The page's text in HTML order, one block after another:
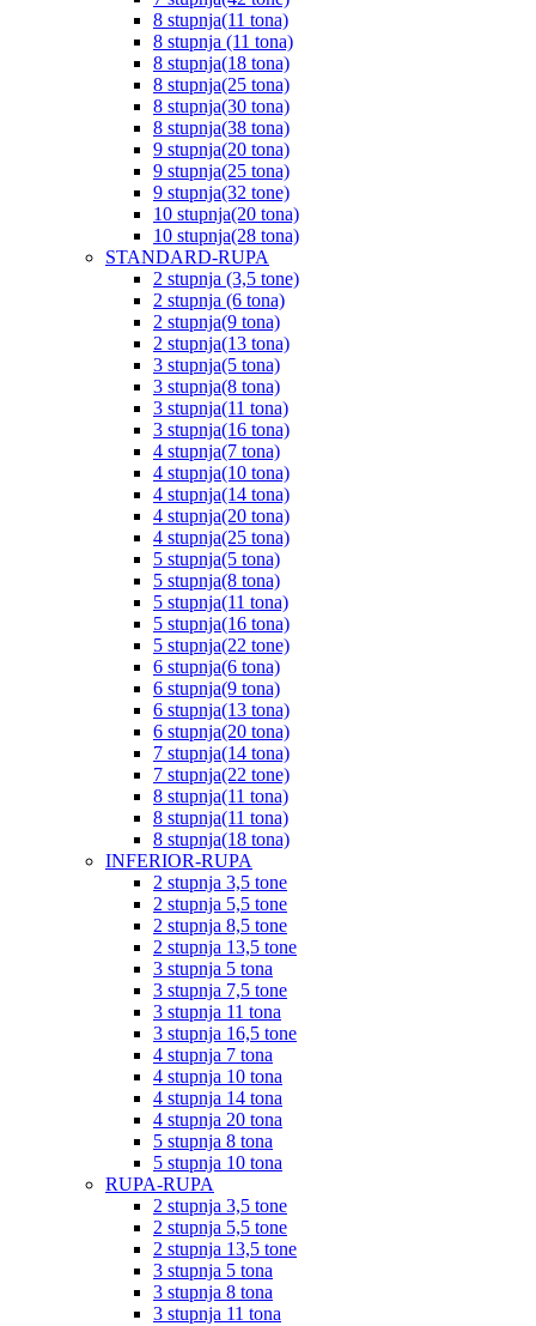
8 stupnja(11 tona)
8 stupnja (11 tona)
8 stupnja(18 tona)
8 stupnja(25 tona)
8 stupnja(30 tona)
8 stupnja(38 tona)
9 stupnja(20 tona)
9 stupnja(25 tona)
9 stupnja(32 tone)
10 stupnja(20 tona)
10 stupnja(28 tona)
STANDARD-RUPA
2 stupnja (3,5 tone)
2 stupnja (6 tona)
2 stupnja(9 tona)
2 stupnja(13 tona)
3 stupnja(5 tona)
3 stupnja(8 tona)
3 stupnja(11 tona)
3 stupnja(16 tona)
4 stupnja(7 tona)
4 stupnja(10 tona)
4 stupnja(14 tona)
4 stupnja(20 tona)
4 stupnja(25 tona)
5 stupnja(5 tona)
5 stupnja(8 tona)
5 stupnja(11 tona)
5 stupnja(16 tona)
5 stupnja(22 tone)
6 stupnja(6 tona)
6 stupnja(9 tona)
6 stupnja(13 tona)
6 stupnja(20 tona)
7 stupnja(14 tona)
7 stupnja(22 tone)
8 stupnja(11 tona)
8 stupnja(11 tona)
8 stupnja(18 tona)
INFERIOR-RUPA
2 stupnja 3,5 tone
2 stupnja 5,5 tone
2 stupnja 8,5 tone
2 stupnja 13,5 tone
3 stupnja 5 tona
3 stupnja 7,5 tone
3 stupnja 11 tona
3 stupnja 16,5 tone
4 stupnja 7 tona
4 stupnja 10 tona
4 stupnja 14 tona
4 stupnja 20 tona
5 stupnja 8 tona
5 stupnja 10 tona
RUPA-RUPA
2 stupnja 3,5 tone
2 stupnja 5,5 tone
2 stupnja 13,5 tone
3 stupnja 5 tona
3 stupnja 8 tona
3 stupnja 11 tona